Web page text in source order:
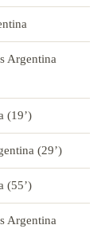
Argentina
(19’)
(29’)
(55’)
Argentina